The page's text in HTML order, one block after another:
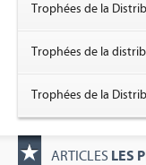
Trophées de la
Trophées de la
Trophées de la
ARTICLES LES